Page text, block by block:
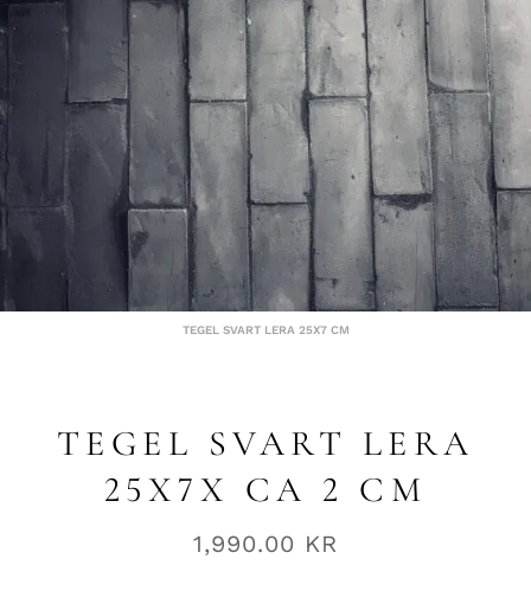
TEGEL SVART LERA 25X7 CM
TEGEL SVART LERA
25X7X CA 2 CM
1,990.00 KR